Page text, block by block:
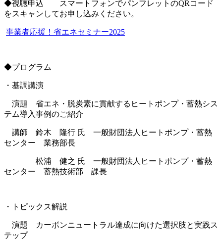
◆視聴申込 スマートフォンでパンフレットのQRコード
をスキャンしてお申し込みください。
事業者応援！省エネセミナー2025
◆プログラム
・基調講演
演題 省エネ・脱炭素に貢献するヒートポンプ・蓄熱シス
テム導入事例のご紹介
講師 鈴木 隆行 氏 一般財団法人ヒートポンプ・蓄熱
センター 業務部長
松浦 健之 氏 一般財団法人ヒートポンプ・蓄熱
センター 蓄熱技術部 課長
・トピックス解説
演題 カーボンニュートラル達成に向けた選択肢と実践ス
テップ